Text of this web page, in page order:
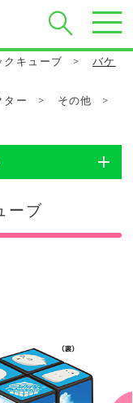
クキューブ >
バケ
ター > その他
>
ーブ